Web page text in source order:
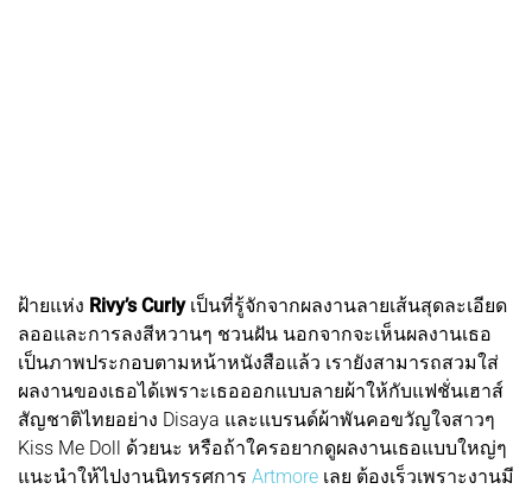
ฝ้ายแห่ง Rivy’s Curly เป็นที่รู้จักจากผลงานลายเส้นสุดละเอียด
ลออและการลงสีหวานๆ ชวนฝัน นอกจากจะเห็นผลงานเธอ
เป็นภาพประกอบตามหน้าหนังสือแล้ว เรายังสามารถสวมใส่
ผลงานของเธอได้เพราะเธอออกแบบลายผ้าให้กับแฟชั่นเฮาส์
สัญชาติไทยอย่าง Disaya และแบรนด์ผ้าพันคอขวัญใจสาวๆ
Kiss Me Doll ด้วยนะ หรือถ้าใครอยากดูผลงานเธอแบบใหญ่ๆ
แนะนำให้ไปงานนิทรรศการ Artmore เลย ต้องเร็วเพราะงานมี